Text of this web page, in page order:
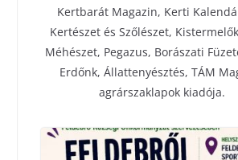
Kertbarát Magazin, Kerti
Kertészet és Szőlészet,
Méhészet, Pegazus, Borászati
Erdőnk, Állattenyésztés, TÁM
agrárszaklapok kiadója.